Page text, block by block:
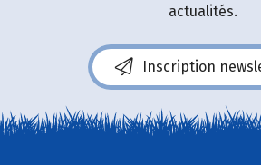
actualités.
Inscription